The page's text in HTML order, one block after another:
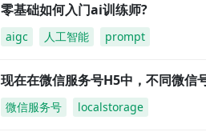
零基础如何入门ai训练师?
aigc 人工智能 prompt
现在在微信服务号H5中，不同微
微信服务号 localstorage